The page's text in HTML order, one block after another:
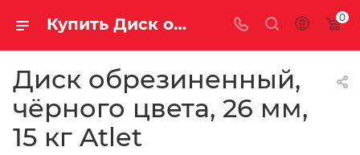
Купить Диск обрезиненный, чёрного цвета, 26 мм, 15 кг Atlet за рублей, а со скидкой 0
Диск обрезиненный,
чёрного цвета, 26 мм,
15 кг Atlet